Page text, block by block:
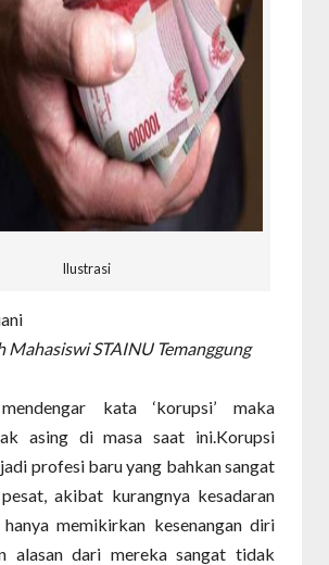
Ilustrasi
Mahasiswi STAINU Temanggung
kata ‘korupsi’ maka
asing di masa saat ini.Korupsi
profesi baru yang bahkan sangat
akibat kurangnya kesadaran
memikirkan kesenangan diri
alasan dari mereka sangat tidak